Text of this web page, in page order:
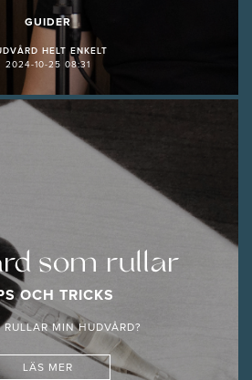
GUIDER
HELT ENKELT
2024-10-25 08:31
som rullar
OCH TRICKS
RULLAR MIN HUDVÅRD?
LÄS MER